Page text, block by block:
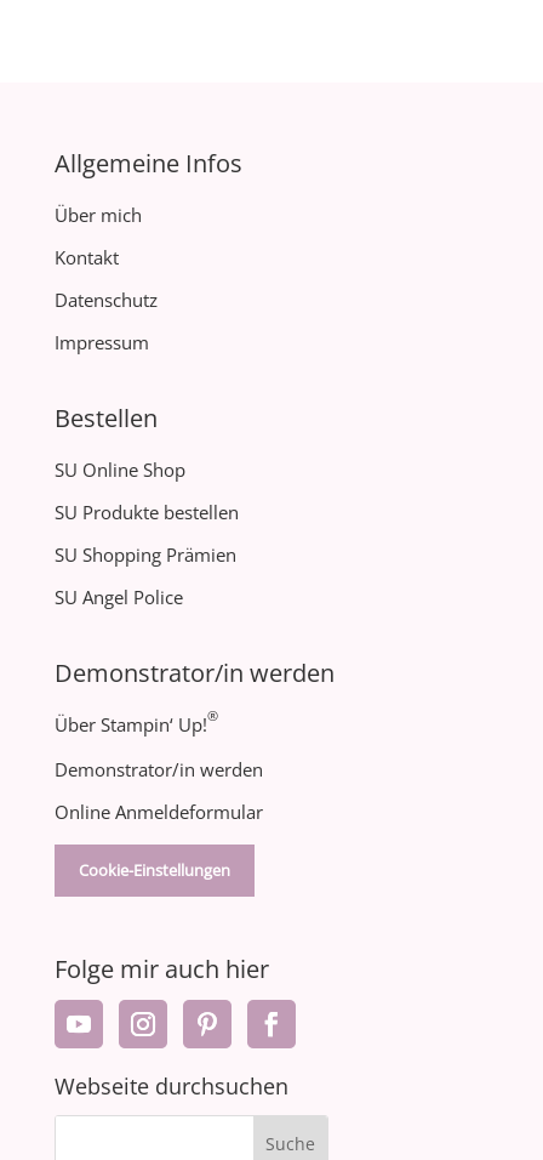
Allgemeine Infos
Über mich
Kontakt
Datenschutz
Impressum
Bestellen
SU Online Shop
SU Produkte bestellen
SU Shopping Prämien
SU Angel Police
Demonstrator/in werden
Über Stampin‘ Up!®
Demonstrator/in werden
Online Anmeldeformular
Cookie-Einstellungen
Folge mir auch hier
Webseite durchsuchen